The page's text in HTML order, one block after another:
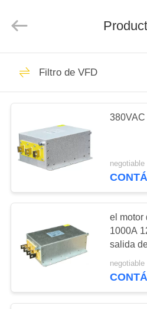
INICIO
PRODUCTOS
VIDEOS
SOBRE
NOSOTROS
VISITA
FÁBRICA
LuoX
Electric
Impulsión
de la
VFD
inversores
frecuencia
Filtro de VFD
negotiable
el motor
1000A
salida